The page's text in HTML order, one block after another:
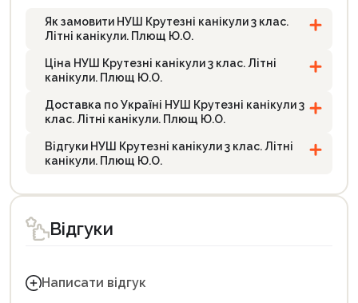
Як замовити НУШ Крутезні канікули 3 клас.
Літні канікули. Плющ Ю.О.
Ціна НУШ Крутезні канікули 3 клас. Літні
канікули. Плющ Ю.О.
Доставка по Україні НУШ Крутезні канікули 3
клас. Літні канікули. Плющ Ю.О.
Відгуки НУШ Крутезні канікули 3 клас. Літні
канікули. Плющ Ю.О.
Відгуки
Написати відгук